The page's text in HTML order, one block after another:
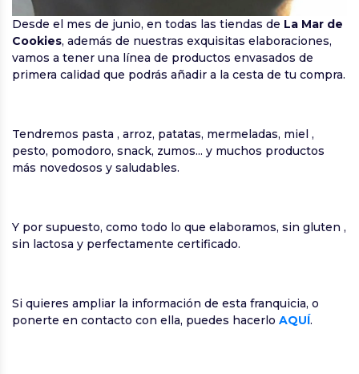
Desde el mes de junio, en todas las tiendas de La Mar de
Cookies, además de nuestras exquisitas elaboraciones,
vamos a tener una línea de productos envasados de
primera calidad que podrás añadir a la cesta de tu compra.
Tendremos pasta , arroz, patatas, mermeladas, miel ,
pesto, pomodoro, snack, zumos... y muchos productos
más novedosos y saludables.
Y por supuesto, como todo lo que elaboramos, sin gluten ,
sin lactosa y perfectamente certificado.
Si quieres ampliar la información de esta franquicia, o
ponerte en contacto con ella, puedes hacerlo AQUÍ.